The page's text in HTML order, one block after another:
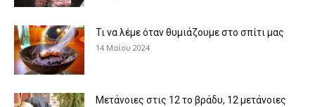
Τι να λέμε όταν θυμιάζουμε στο σπίτι μας
14 Μαΐου 2024
Μετάνοιες στις 12 το βράδυ, 12 μετάνοιες